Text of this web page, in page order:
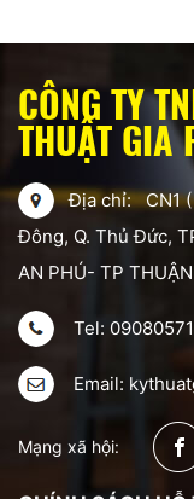
CÔNG TY
THUẬT GIA
Địa chỉ: CN1 (
Đông, Q. Thủ Đức,
AN PHÚ- TP
Tel:
Email:
Mạng xã hội: